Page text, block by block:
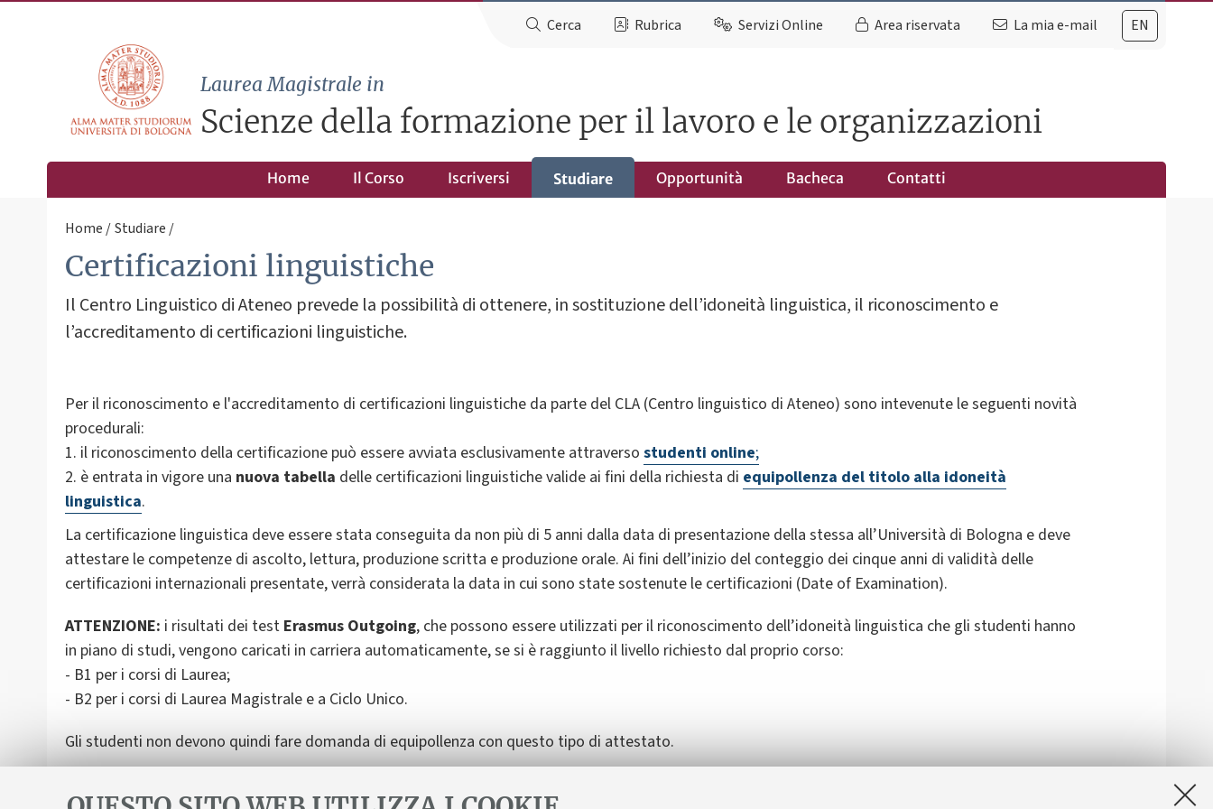
EN
Cerca Rubrica Servizi Online Area riservata La mia e-mail
Laurea Magistrale in
Scienze della formazione per il lavoro e le organizzazioni
Home Il Corso Iscriversi Studiare Opportunità Bacheca Contatti
Home Studiare
Certificazioni linguistiche
Il Centro Linguistico di Ateneo prevede la possibilità di ottenere, in sostituzione dell’idoneità linguistica, il riconoscimento e
l’accreditamento di certificazioni linguistiche.
Per il riconoscimento e l'accreditamento di certificazioni linguistiche da parte del CLA (Centro linguistico di Ateneo) sono intevenute le seguenti novità
procedurali:
1. il riconoscimento della certificazione può essere avviata esclusivamente attraverso studenti online;
2. è entrata in vigore una nuova tabella delle certificazioni linguistiche valide ai fini della richiesta di equipollenza del titolo alla idoneità
linguistica.
La certificazione linguistica deve essere stata conseguita da non più di 5 anni dalla data di presentazione della stessa all’Università di Bologna e deve
attestare le competenze di ascolto, lettura, produzione scritta e produzione orale. Ai fini dell’inizio del conteggio dei cinque anni di validità delle
certificazioni internazionali presentate, verrà considerata la data in cui sono state sostenute le certificazioni (Date of Examination).
ATTENZIONE: i risultati dei test Erasmus Outgoing, che possono essere utilizzati per il riconoscimento dell’idoneità linguistica che gli studenti hanno
in piano di studi, vengono caricati in carriera automaticamente, se si è raggiunto il livello richiesto dal proprio corso:
- B1 per i corsi di Laurea;
- B2 per i corsi di Laurea Magistrale e a Ciclo Unico.
Gli studenti non devono quindi fare domanda di equipollenza con questo tipo di attestato.
Per maggiori informazioni si consiglia di consultare le pagine del sito d’Ateneo dedicate ai